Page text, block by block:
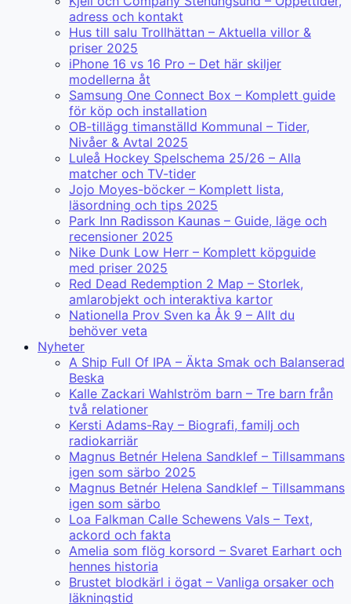
adress och kontakt
Hus till salu Trollhättan – Aktuella villor &
priser 2025
iPhone 16 vs 16 Pro – Det här skiljer
modellerna åt
Samsung One Connect Box – Komplett guide
för köp och installation
OB-tillägg timanställd Kommunal – Tider,
Nivåer & Avtal 2025
Luleå Hockey Spelschema 25/26 – Alla
matcher och TV-tider
Jojo Moyes-böcker – Komplett lista,
läsordning och tips 2025
Park Inn Radisson Kaunas – Guide, läge och
recensioner 2025
Nike Dunk Low Herr – Komplett köpguide
med priser 2025
Red Dead Redemption 2 Map – Storlek,
amlarobjekt och interaktiva kartor
Nationella Prov Sven ka Åk 9 – Allt du
behöver veta
Nyheter
A Ship Full Of IPA – Äkta Smak och Balanserad
Beska
Kalle Zackari Wahlström barn – Tre barn från
två relationer
Kersti Adams-Ray – Biografi, familj och
radiokarriär
Magnus Betnér Helena Sandklef – Tillsammans
igen som särbo 2025
Magnus Betnér Helena Sandklef – Tillsammans
igen som särbo
Loa Falkman Calle Schewens Vals – Text,
ackord och fakta
Amelia som flög korsord – Svaret Earhart och
hennes historia
Brustet blodkärl i ögat – Vanliga orsaker och
läkningstid